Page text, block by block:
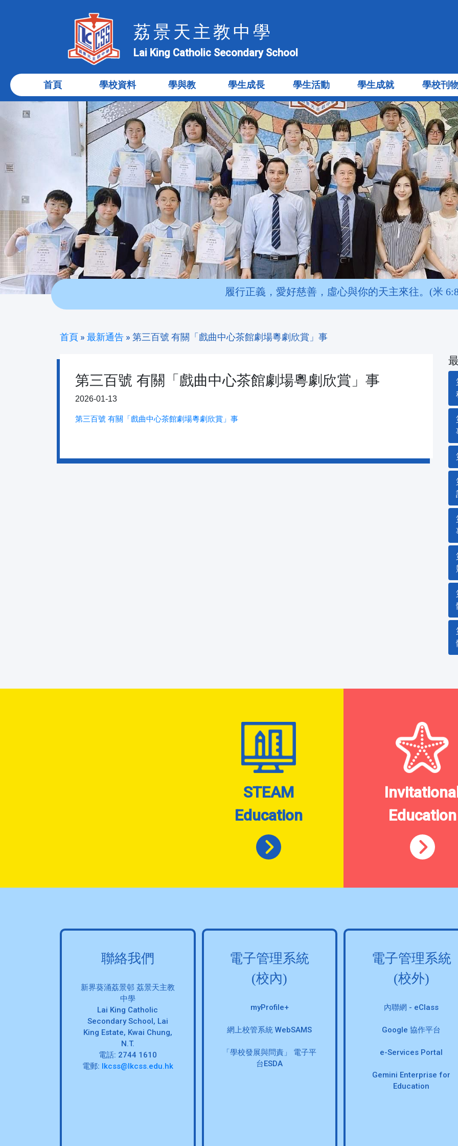
荔景天主教中學
Lai King Catholic Secondary School
首頁 學校資料 學與教 學生成長 學生活動 學生成就 學校刊
履行正義，愛好慈善，虛心與你的天主來往。(米
首頁 » 最新通告 » 第三百號 有關「戲曲中心茶館劇場粵劇欣賞」事
第三百號 有關「戲曲中心茶館劇場粵劇欣賞」事
2026-01-13
第三百號 有關「戲曲中心茶館劇場粵劇欣賞」事
STEAM
Education
Education
聯絡我們
新界葵涌荔景邨 荔景天主教
中學
Lai King Catholic
Secondary School, Lai
King Estate, Kwai Chung,
N.T.
電話: 2744 1610
電郵: lkcss@lkcss.edu.hk
電子管理系統
(校內)
myProfile+
網上校管系統 WebSAMS
「學校發展與問責」 電子平
台ESDA
電子管理系統
(校外)
內聯網 - eClass
Google 協作平台
e-Services Portal
Gemini Enterprise for
Education